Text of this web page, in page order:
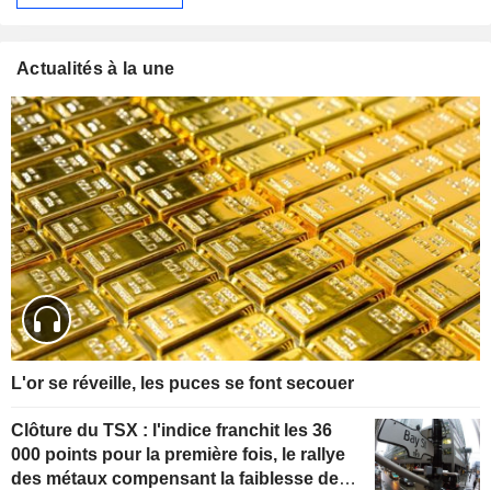
Actualités à la une
L'or se réveille, les puces se font secouer
Clôture du TSX : l'indice franchit les 36
000 points pour la première fois, le rallye
des métaux compensant la faiblesse de